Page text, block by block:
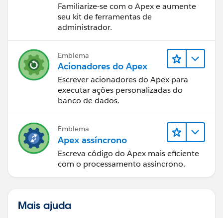
Familiarize-se com o Apex e aumente
seu kit de ferramentas de
administrador.
Emblema
Acionadores do Apex
Escrever acionadores do Apex para
executar ações personalizadas do
banco de dados.
Emblema
Apex assíncrono
Escreva código do Apex mais eficiente
com o processamento assíncrono.
Mais ajuda